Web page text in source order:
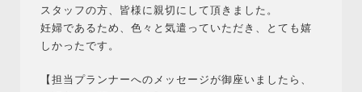
スタッフの方、皆様に親切にして頂きました。
妊婦であるため、色々と気遣っていただき、とても嬉
しかったです。
【担当プランナーへのメッセージが御座いましたら、